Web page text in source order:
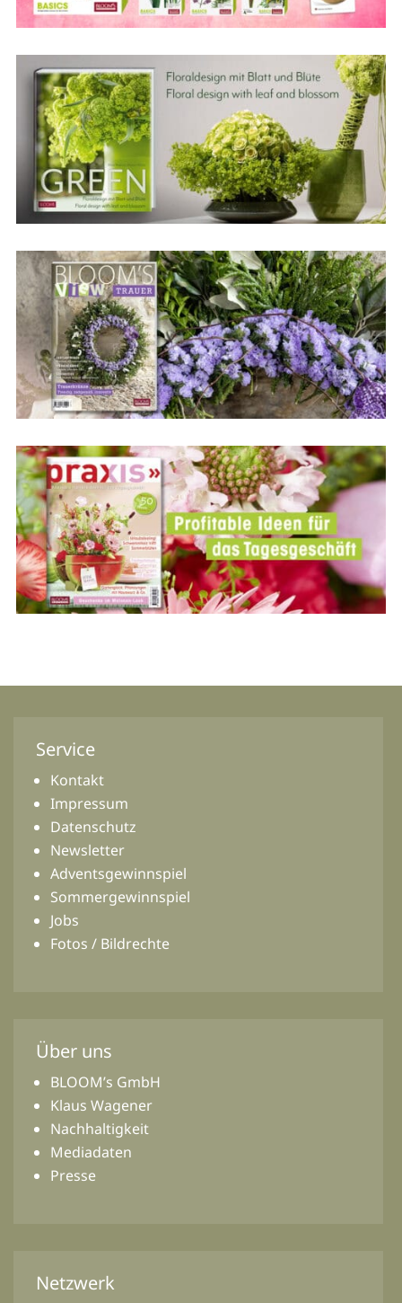
Service
Kontakt
Impressum
Datenschutz
Newsletter
Adventsgewinnspiel
Sommergewinnspiel
Jobs
Fotos / Bildrechte
Über uns
BLOOM’s GmbH
Klaus Wagener
Nachhaltigkeit
Mediadaten
Presse
Netzwerk